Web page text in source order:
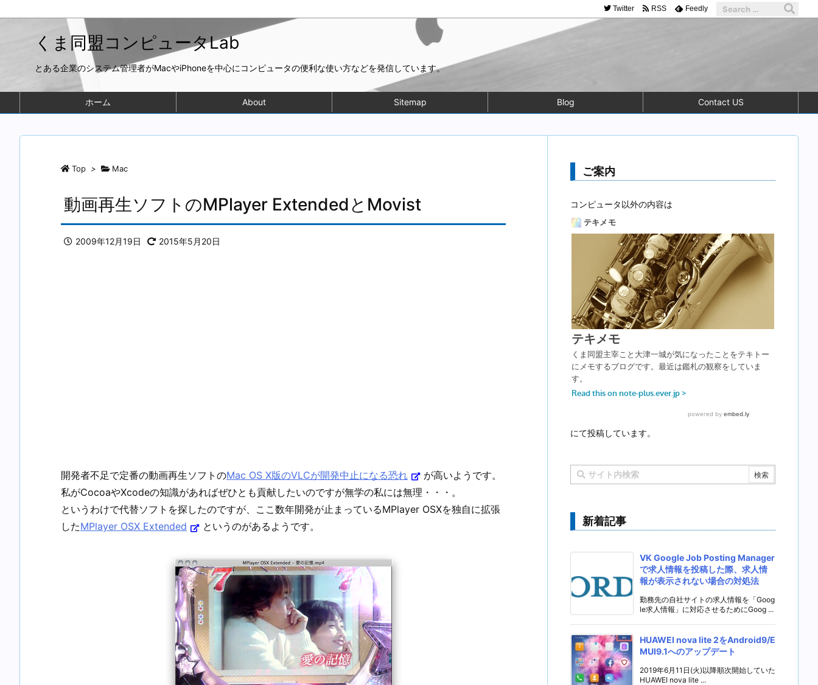
くま同盟コンピュータLab
とある企業のシステム管理者がMacやiPhoneを中心にコンピュータの便利な使い方などを発信しています。
ホーム About Sitemap Blog Contact US
Twitter RSS Feedly
Top > Mac
動画再生ソフトのMPlayer ExtendedとMovist
2009年12月19日 2015年5月20日
開発者不足で定番の動画再生ソフトのMac OS X版のVLCが開発中止になる恐れ
が高いようです。
私がCocoaやXcodeの知識があればぜひとも貢献したいのですが無学の私には無理・・・。
というわけで代替ソフトを探したのですが、ここ数年開発が止まっているMPlayer OSXを独自に拡張
したMPlayer OSX Extended というのがあるようです。
ご案内
コンピュータ以外の内容は
にて投稿しています。
新着記事
VK Google Job Posting Manager
で求人情報を投稿した際、求人情
報が表示されない場合の対処法
勤務先の自社サイトの求人情報を「Goog
le求人情報」に対応させるためにGoog ...
HUAWEI nova lite 2をAndroid9/E
MUI9.1へのアップデート
2019年6月11日(火)以降順次開始していた
HUAWEI nova lite ...